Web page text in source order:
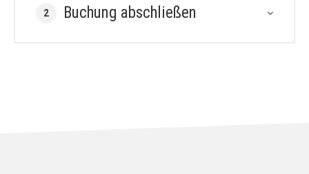
2 Buchung abschließen